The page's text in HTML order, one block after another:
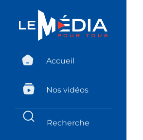
Accueil
Nos vidéos